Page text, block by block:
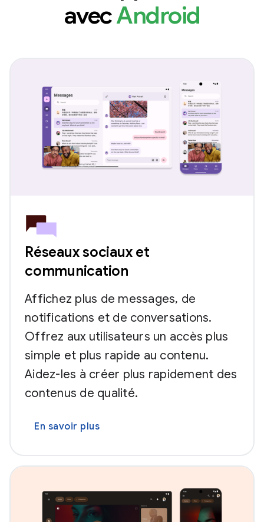
avecAndroid
Réseaux sociaux et
communication
Affichez plus de messages, de
notifications et de conversations.
Offrez aux utilisateurs un accès plus
simple et plus rapide au contenu.
Aidez-les à créer plus rapidement des
contenus de qualité.
En savoir plus